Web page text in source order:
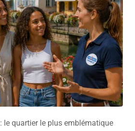
: le quartier le plus emblématique